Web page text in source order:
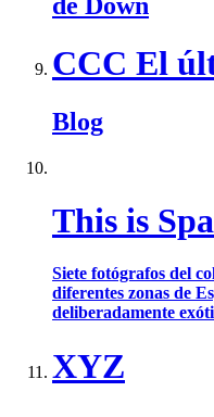
CCC El
Blog
This is
Siete fotógrafos del
diferentes zonas de
deliberadamente
XYZ